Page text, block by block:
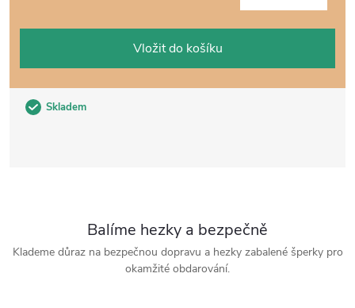
Skladem
Vložit do košíku
Balíme hezky a bezpečně
Klademe důraz na bezpečnou dopravu a hezky zabalené šperky pro
okamžité obdarování.